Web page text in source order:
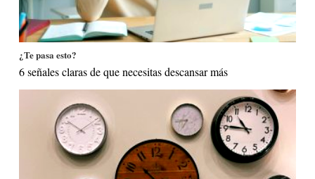
¿Te pasa esto?
6 señales claras de que necesitas descansar más